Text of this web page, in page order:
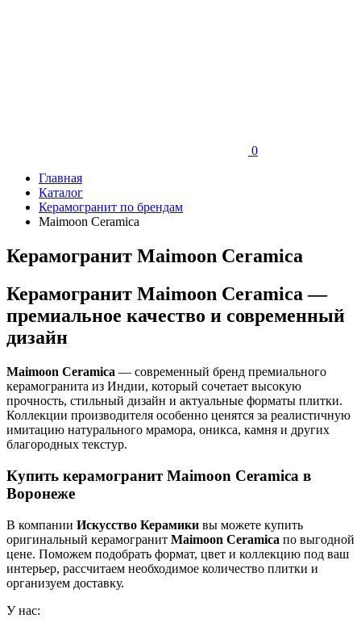
0
Главная
Каталог
Керамогранит по брендам
Maimoon Ceramica
Керамогранит Maimoon Ceramica
Керамогранит Maimoon Ceramica —
премиальное качество и современный
дизайн
Maimoon Ceramica — современный бренд премиального
керамогранита из Индии, который сочетает высокую
прочность, стильный дизайн и актуальные форматы плитки.
Коллекции производителя особенно ценятся за реалистичную
имитацию натурального мрамора, оникса, камня и других
благородных текстур.
Купить керамогранит Maimoon Ceramica в
Воронеже
В компании Искусство Керамики вы можете купить
оригинальный керамогранит Maimoon Ceramica по выгодной
цене. Поможем подобрать формат, цвет и коллекцию под ваш
интерьер, рассчитаем необходимое количество плитки и
организуем доставку.
У нас: